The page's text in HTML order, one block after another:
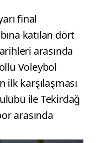
final
katılan dört
arasında
Voleybol
ilk karşılaşması
ile Tekirdağ
arasında